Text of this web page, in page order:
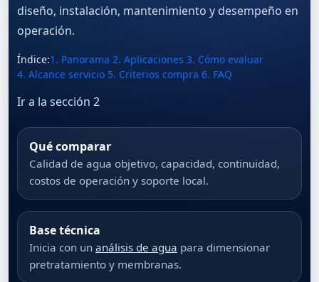
diseño, instalación, mantenimiento y desempeño en
operación.
Índice:1. Panorama 2. Aplicaciones 3. Cómo evaluar
4. Alcance servicio 5. Criterios compra 6. FAQ
Ir a la sección 2
Qué comparar
Calidad de agua objetivo, capacidad, continuidad,
costos de operación y soporte local.
Base técnica
Inicia con un análisis de agua para dimensionar
pretratamiento y membranas.